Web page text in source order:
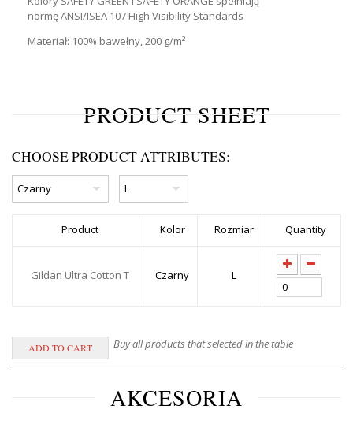
normęANSI/ISEA 107 High Visibility Standards
Materiał: 100% bawełny, 200 g/m²
PRODUCT SHEET
CHOOSE PRODUCT ATTRIBUTES:
Product Kolor Rozmiar Quantity
Gildan Ultra Cotton T Czarny L
Buy all products that selected in the table
AKCESORIA